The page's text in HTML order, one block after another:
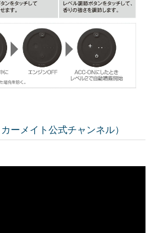
ーメイト公式チャンネル）